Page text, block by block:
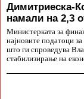
Димитриеска-
намали на 2,3
Министерката за
најновите податоци
што ги спроведува
стабилизирање на